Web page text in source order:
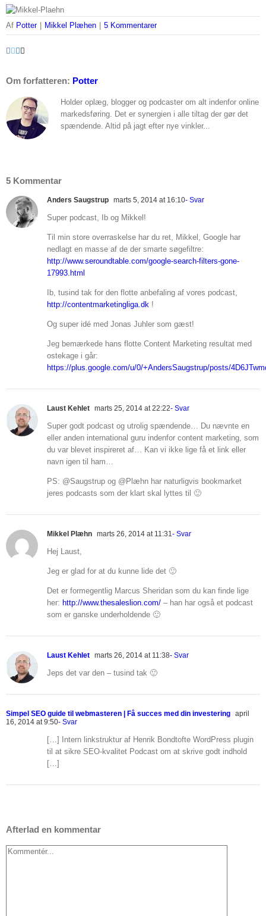
Af Potter Mikkel Plæhen 5 Kommentarer
Facebook
Twitter
LinkedIn
Om forfatteren: Potter
Holder oplæg, blogger og podcaster om alt indenfor online
markedsføring. Det er synergien i alle tiltag der gør det
spændende. Altid på jagt efter nye vinkler...
5 Kommentar
Anders Saugstrup marts 5, 2014 at 16:10- Svar
Super podcast, Ib og Mikkel!
Til min store overraskelse har du ret, Mikkel, Google har
nedlagt en masse af de der smarte søgefiltre:
http://www.seroundtable.com/google-search-filters-gone-
17993.html
Ib, tusind tak for den flotte anbefaling af vores podcast,
http://contentmarketingliga.dk !
Og super idé med Jonas Juhler som gæst!
Jeg bemærkede hans flotte Content Marketing resultat med
ostekage i går:
https://plus.google.com/u/0/+AndersSaugstrup/posts/
Laust Kehlet marts 25, 2014 at 22:22- Svar
Super godt podcast og utrolig spændende… Du nævnte en
eller anden international guru indenfor content marketing, som
du var blevet inspireret af… Kan vi ikke lige få et link eller
navn igen til ham…
PS: @Saugstrup og @Plæhn har naturligvis bookmarket
jeres podcasts som der klart skal lyttes til 🙂
Mikkel Plæhn marts 26, 2014 at 11:31- Svar
Hej Laust,
Jeg er glad for at du kunne lide det 🙂
Det er formegentlig Marcus Sheridan som du kan finde lige
her: http://www.thesaleslion.com/ – han har også et podcast
som er ganske underholdende 🙂
Laust Kehlet marts 26, 2014 at 11:38- Svar
Jeps det var den – tusind tak 🙂
Simpel SEO guide til webmasteren | Få succes med din investering april
16, 2014 at 9:50- Svar
[…] Intern linkstruktur af Henrik Bondtofte WordPress plugin
til at sikre SEO-kvalitet Podcast om at skrive godt indhold
[…]
Afterlad en kommentar
Kommentér